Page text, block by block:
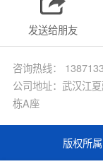
发送给朋友
咨询热线：
公司地址：武汉江
栋A座
版权所